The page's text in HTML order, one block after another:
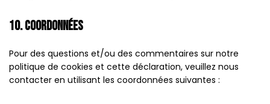
10. Coordonnées
Pour des questions et/ou des commentaires sur notre
politique de cookies et cette déclaration, veuillez nous
contacter en utilisant les coordonnées suivantes :